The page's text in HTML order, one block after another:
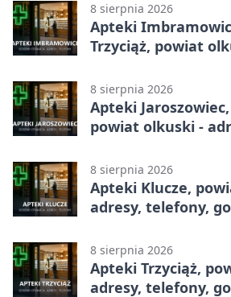
8 sierpnia 2026
Apteki
Trzyciąż, powiat
8 sierpnia 2026
Apteki
powiat olkuski -
8 sierpnia 2026
Apteki Klucze,
adresy, telefony,
8 sierpnia 2026
Apteki Trzyciąż,
adresy, telefony,